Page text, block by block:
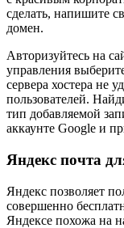
сделать, напишите
домен.
Авторизуйтесь на
управления
сервера хостера не
пользователей.
тип добавляемой
аккаунте Google и
Яндекс почта
Яндекс позволяет
совершенно
Яндексе похожа на